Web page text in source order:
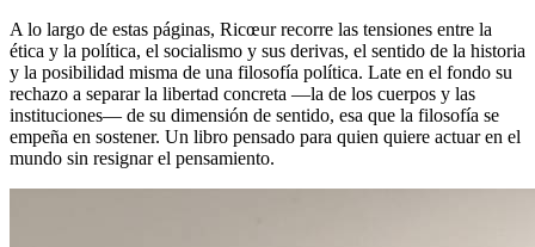
A lo largo de estas páginas, Ricœur recorre las tensiones entre la
ética y la política, el socialismo y sus derivas, el sentido de la historia
y la posibilidad misma de una filosofía política. Late en el fondo su
rechazo a separar la libertad concreta —la de los cuerpos y las
instituciones— de su dimensión de sentido, esa que la filosofía se
empeña en sostener. Un libro pensado para quien quiere actuar en el
mundo sin resignar el pensamiento.